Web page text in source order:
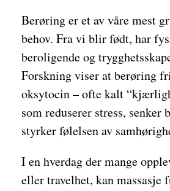
Berøring er et av våre mest
behov. Fra vi blir født, har
beroligende og
Forskning viser at berøring
oksytocin – ofte kalt
som reduserer stress, senker
styrker følelsen av
I en hverdag der mange
eller travelhet, kan massasje